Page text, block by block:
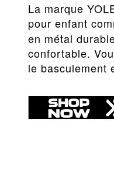
La marque
pour enfant
en métal
confortable.
le basculement